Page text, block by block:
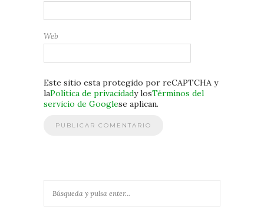
Web
Este sitio esta protegido por reCAPTCHA y
laPolítica de privacidady losTérminos del
servicio de Googlese aplican.